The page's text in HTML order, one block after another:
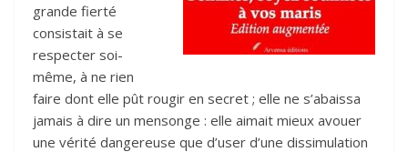
grande fierté
consistait à se
respecter soi-
même, à ne rien
faire dont elle pût rougir en secret ; elle ne s’abaissa
jamais à dire un mensonge : elle aimait mieux avouer
une vérité dangereuse que d’user d’une dissimulation